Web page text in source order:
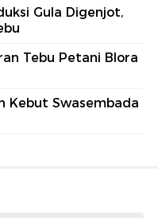
Gula Digenjot,
Tebu Petani Blora
Kebut Swasembada